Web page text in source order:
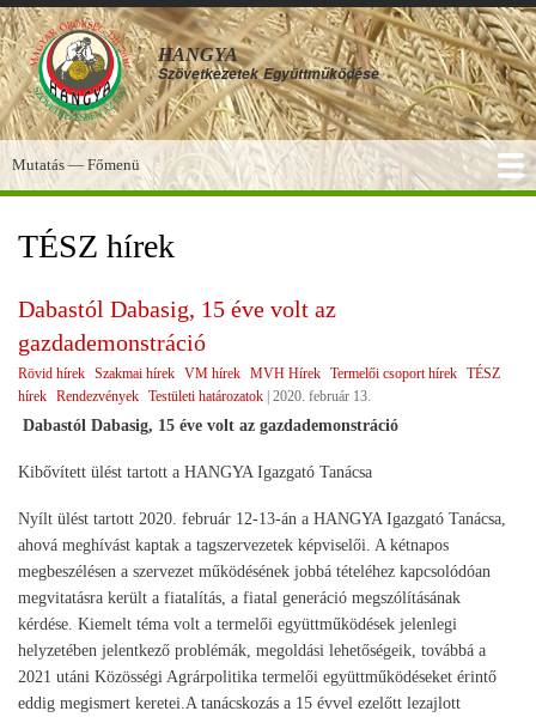
Ugrás
a
tartalomra
HANGYA
Szövetkezetek Együttműködése
Főmenü
Mutatás — Főmenü
TÉSZ hírek
Dabastól Dabasig, 15 éve volt az
gazdademonstráció
Rövid hírek Szakmai hírek VM hírek MVH Hírek Termelői csoport hírek TÉSZ
hírek Rendezvények Testületi határozatok 2020. február 13.
Dabastól Dabasig, 15 éve volt az gazdademonstráció
Kibővített ülést tartott a HANGYA Igazgató Tanácsa
Nyílt ülést tartott 2020. február 12-13-án a HANGYA Igazgató Tanácsa,
ahová meghívást kaptak a tagszervezetek képviselői. A kétnapos
megbeszélésen a szervezet működésének jobbá tételéhez kapcsolódóan
megvitatásra került a fiatalítás, a fiatal generáció megszólításának
kérdése. Kiemelt téma volt a termelői együttműködések jelenlegi
helyzetében jelentkező problémák, megoldási lehetőségeik, továbbá a
2021 utáni Közösségi Agrárpolitika termelői együttműködéseket érintő
eddig megismert keretei.A tanácskozás a 15 évvel ezelőtt lezajlott